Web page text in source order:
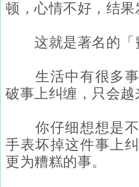
顿，心情不好，结
这就是著名的「
生活中有很多事
破事上纠缠，只会
你仔细想想是不
手表坏掉这件事上
更为糟糕的事。